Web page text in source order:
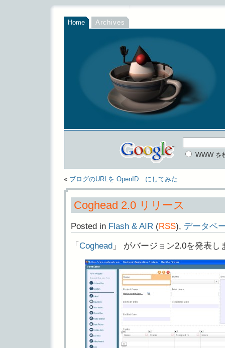
Home Archives
WWW を
« ブログのURLを OpenID にしてみた
Coghead 2.0 リリース
Posted in Flash & AIR (RSS), データベ
「 Coghead 」 がバージョン2.0を発表し